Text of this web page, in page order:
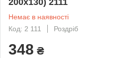
Немає в наявності
Код: 2 111
Роздріб
348 ₴